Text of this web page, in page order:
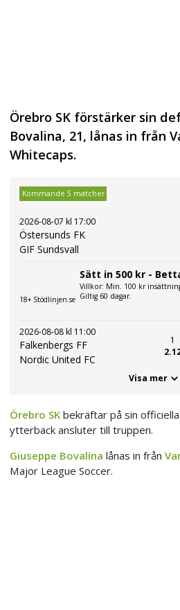
Örebro SK förstärker sin
Bovalina, 21, lånas in från
Whitecaps.
Kommande 5 matcher
2026-08-07 kl 17:00
Östersunds FK
GIF Sundsvall
18+ Stödlinjen.se
Sätt in 500 kr -
Villkor: Min. 100 kr
Giltig 60 dagar.
2026-08-08 kl 11:00
Falkenbergs FF
Nordic United FC
1
Visa mer
Örebro SK bekräftar på sin
ytterback ansluter till truppen.
Giuseppe Bovalina lånas in från
Major League Soccer.